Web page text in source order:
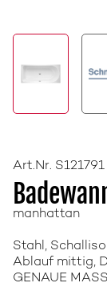
Art.Nr. S121791
manhattan
Stahl,
Ablauf mittig,
GENAUE